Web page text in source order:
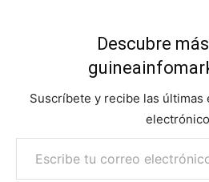
Descubre
Suscríbete y recibe las últimas
Escribe tu correo electrónico…